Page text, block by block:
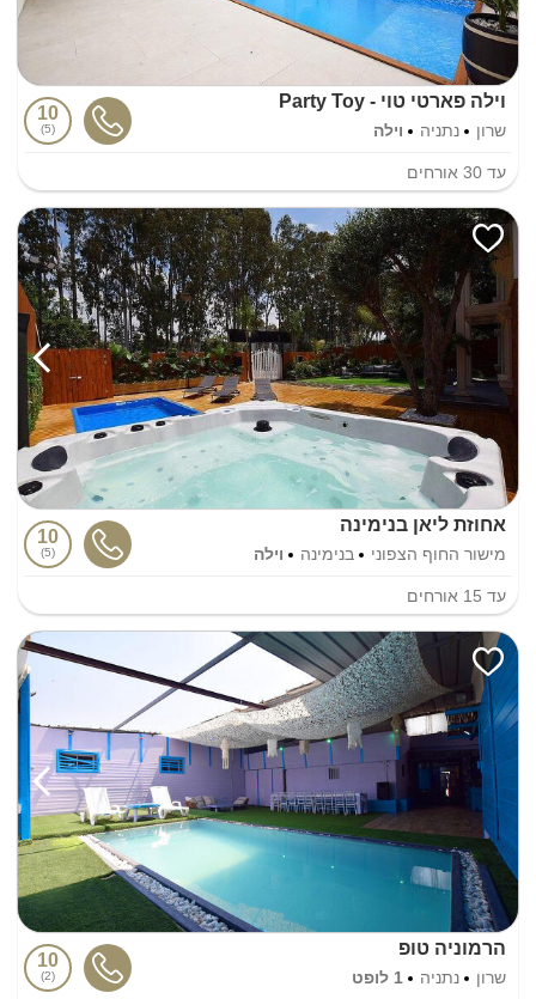
וילה פארטי טוי - Party Toy
שרון נתניה וילה
10
5
עד 30 אורחים
אחוזת ליאן בנימינה
מישור החוף הצפוני בנימינה וילה
10
5
עד 15 אורחים
הרמוניה טופ
שרון נתניה 1 לופט
10
2